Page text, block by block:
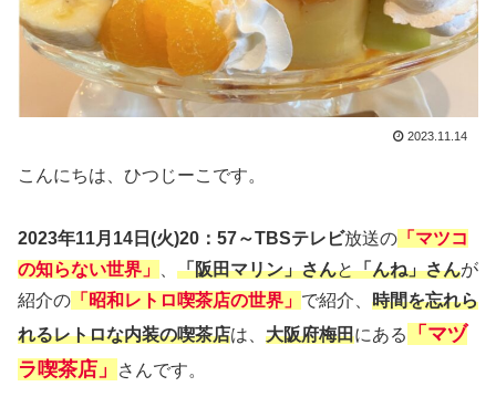
2023.11.14
こんにちは、ひつじーこです。
2023年11月14日(火)20：57～TBSテレビ放送の 「マツコ
の知らない世界」
「阪田マリン」さんと「んね」さんが
紹介の 「昭和レトロ喫茶店の世界」 で紹介、 時間を忘れら
れるレトロな内装の喫茶店は、 大阪府梅田にある
「マヅ
ラ喫茶店」
さんです。